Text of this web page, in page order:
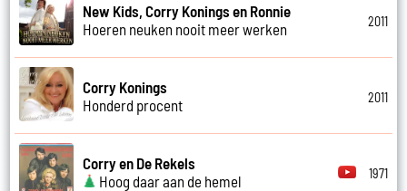
New Kids, Corry Konings en Ronnie
Hoeren neuken nooit meer werken
2011
Corry Konings
Honderd procent
2011
Corry en De Rekels
Hoog daar aan de hemel
1971